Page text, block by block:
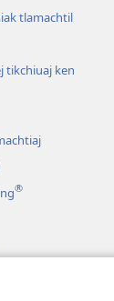
tlamachtil
tikchiuaj ken
®